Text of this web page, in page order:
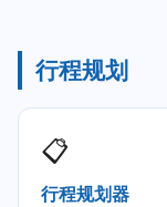
行程规划
📋
行程规划器